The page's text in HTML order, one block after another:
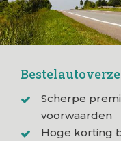
Scherpe
voorwaarden
Hoge korting